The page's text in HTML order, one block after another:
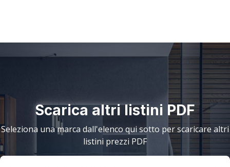
Scarica altri listini PDF
Seleziona una marca dall'elenco qui sotto per scaricare altri
listini prezzi PDF